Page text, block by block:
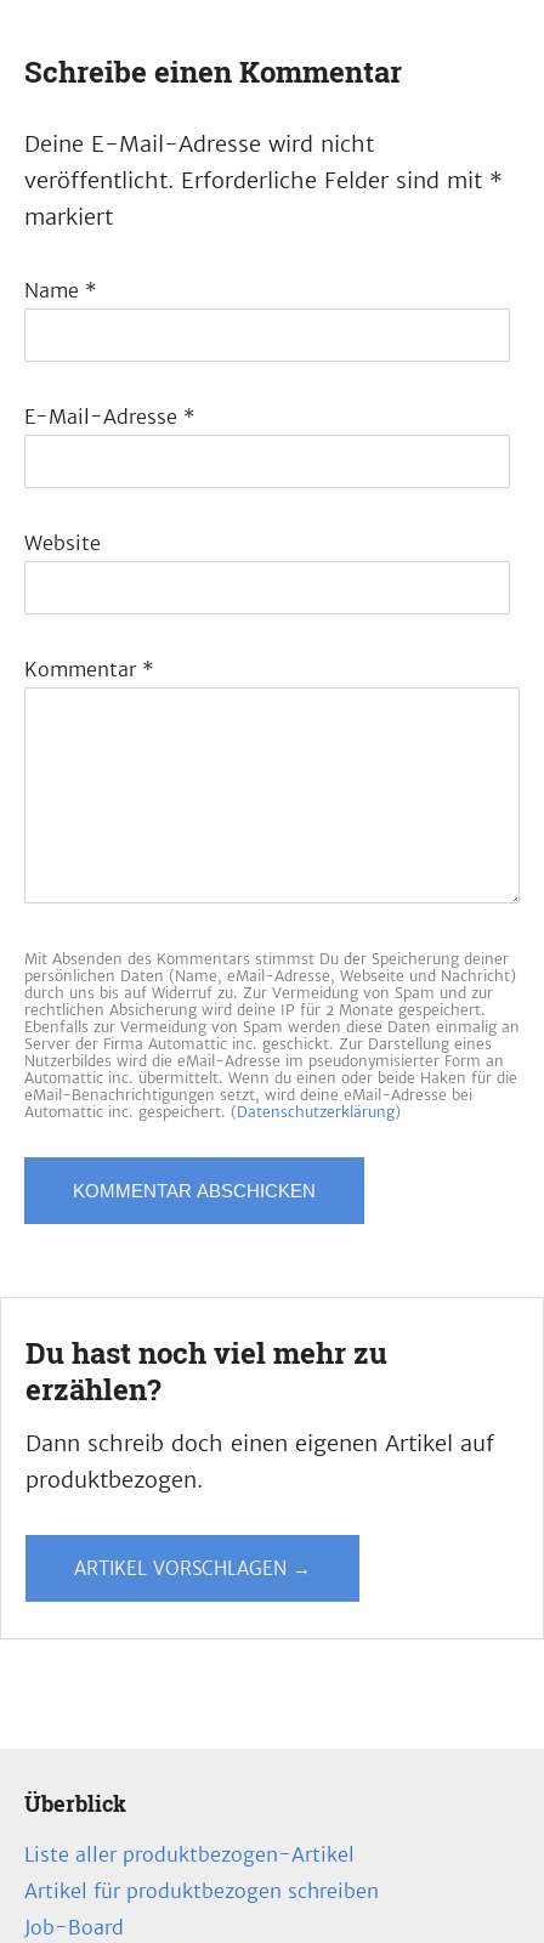
Schreibe einen Kommentar
Deine E-Mail-Adresse wird nicht
veröffentlicht. Erforderliche Felder sind mit *
markiert
Name *
E-Mail-Adresse *
Website
Kommentar *
Mit Absenden des Kommentars stimmst Du der Speicherung deiner
persönlichen Daten (Name, eMail-Adresse, Webseite und Nachricht)
durch uns bis auf Widerruf zu. Zur Vermeidung von Spam und zur
rechtlichen Absicherung wird deine IP für 2 Monate gespeichert.
Ebenfalls zur Vermeidung von Spam werden diese Daten einmalig an
Server der Firma Automattic inc. geschickt. Zur Darstellung eines
Nutzerbildes wird die eMail-Adresse im pseudonymisierter Form an
Automattic inc. übermittelt. Wenn du einen oder beide Haken für die
eMail-Benachrichtigungen setzt, wird deine eMail-Adresse bei
Automattic inc. gespeichert. (Datenschutzerklärung)
Du hast noch viel mehr zu
erzählen?
Dann schreib doch einen eigenen Artikel auf
produktbezogen.
ARTIKEL VORSCHLAGEN →
Überblick
Liste aller produktbezogen-Artikel
Artikel für produktbezogen schreiben
Job-Board